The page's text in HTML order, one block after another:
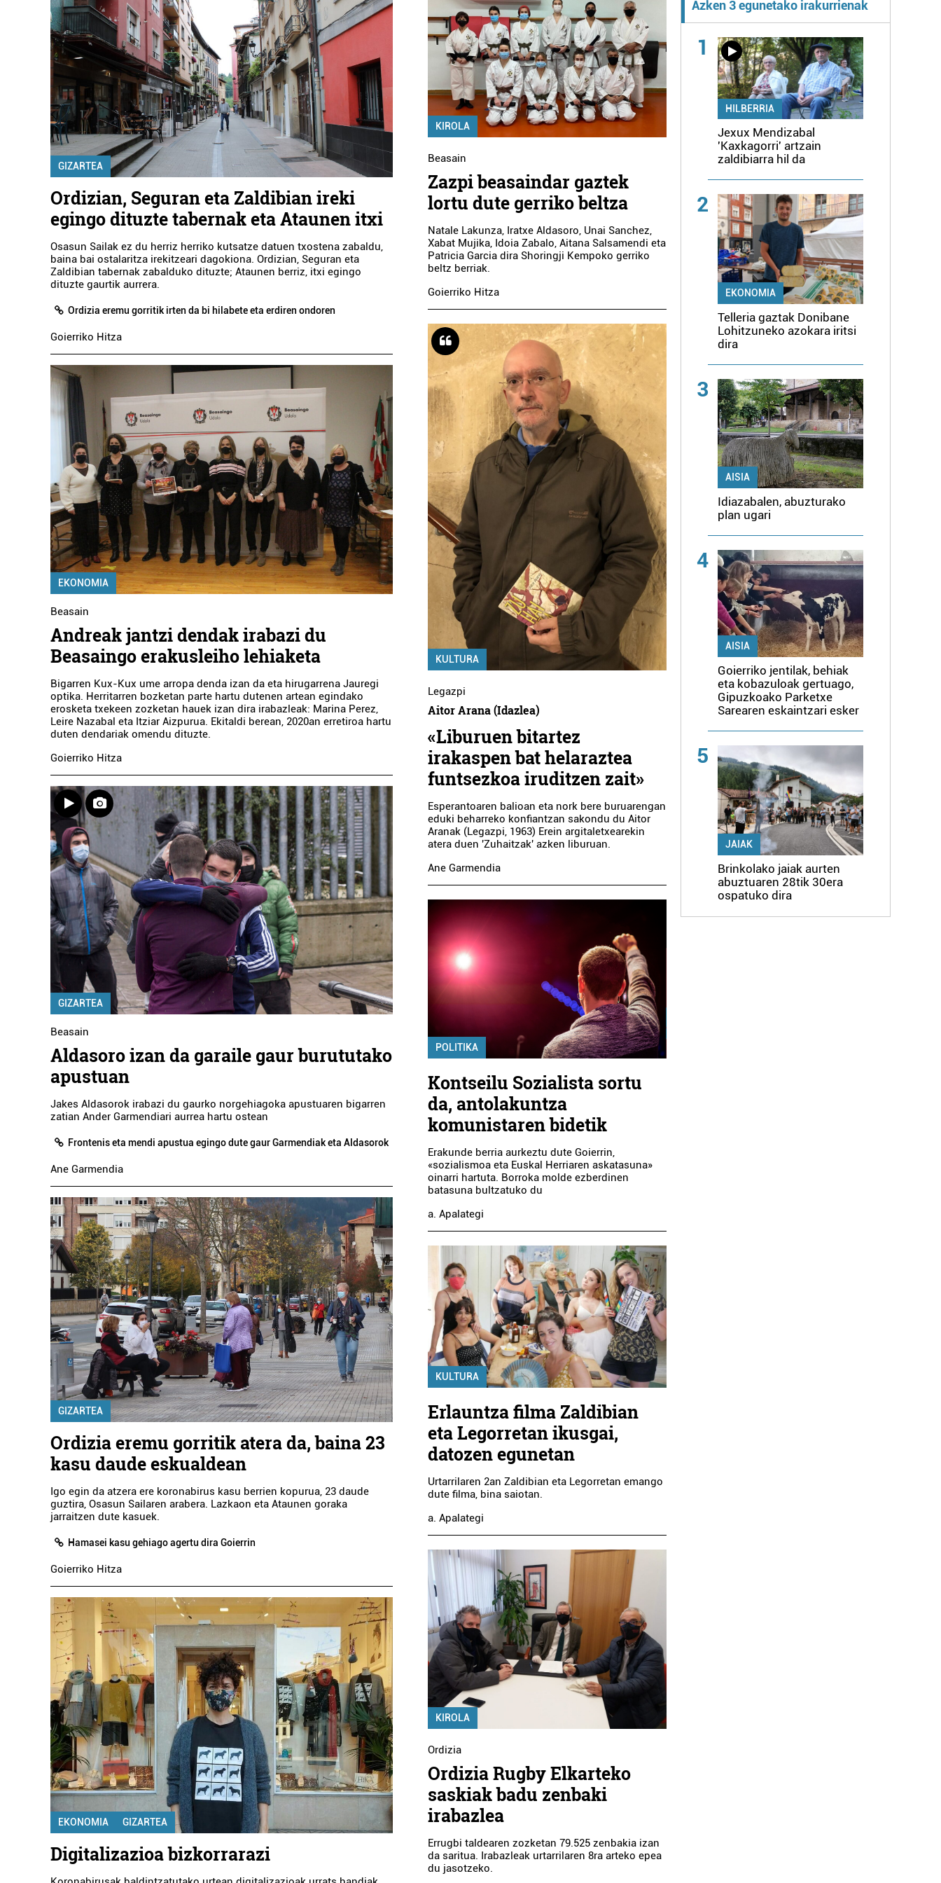
GIZARTEA
Ordizian, Seguran eta Zaldibian ireki
egingo dituzte tabernak eta Ataunen itxi
Osasun Sailak ez du herriz herriko kutsatze datuen txostena zabaldu,
baina bai ostalaritza irekitzeari dagokiona. Ordizian, Seguran eta
Zaldibian tabernak zabalduko dituzte; Ataunen berriz, itxi egingo
dituzte gaurtik aurrera.
Ordizia eremu gorritik irten da bi hilabete eta erdiren ondoren
Goierriko Hitza
EKONOMIA
Beasain
Andreak jantzi dendak irabazi du
Beasaingo erakusleiho lehiaketa
Bigarren Kux-Kux ume arropa denda izan da eta hirugarrena Jauregi
optika. Herritarren bozketan parte hartu dutenen artean egindako
erosketa txekeen zozketan hauek izan dira irabazleak: Marina Perez,
Leire Nazabal eta Itziar Aizpurua. Ekitaldi berean, 2020an erretiroa hartu
duten dendariak omendu dituzte.
Goierriko Hitza
GIZARTEA
Beasain
Aldasoro izan da garaile gaur burututako
apustuan
Jakes Aldasorok irabazi du gaurko norgehiagoka apustuaren bigarren
zatian Ander Garmendiari aurrea hartu ostean
Frontenis eta mendi apustua egingo dute gaur Garmendiak eta Aldasorok
Ane Garmendia
GIZARTEA
Ordizia eremu gorritik atera da, baina 23
kasu daude eskualdean
Igo egin da atzera ere koronabirus kasu berrien kopurua, 23 daude
guztira, Osasun Sailaren arabera. Lazkaon eta Ataunen goraka
jarraitzen dute kasuek.
Hamasei kasu gehiago agertu dira Goierrin
Goierriko Hitza
EKONOMIA GIZARTEA
Digitalizazioa bizkorrarazi
KIROLA
Beasain
Zazpi beasaindar gaztek
lortu dute gerriko beltza
Natale Lakunza, Iratxe Aldasoro, Unai Sanchez,
Xabat Mujika, Idoia Zabalo, Aitana Salsamendi eta
Patricia Garcia dira Shoringji Kempoko gerriko
beltz berriak.
Goierriko Hitza
KULTURA
Legazpi
Aitor Arana (Idazlea)
«Liburuen bitartez
irakaspen bat helaraztea
funtsezkoa iruditzen zait»
Esperantoaren balioan eta nork bere buruarengan
eduki beharreko konfiantzan sakondu du Aitor
Aranak (Legazpi, 1963) Erein argitaletxearekin
atera duen 'Zuhaitzak' azken liburuan.
Ane Garmendia
POLITIKA
Kontseilu Sozialista sortu
da, antolakuntza
komunistaren bidetik
Erakunde berria aurkeztu dute Goierrin,
«sozialismoa eta Euskal Herriaren askatasuna»
oinarri hartuta. Borroka molde ezberdinen
batasuna bultzatuko du
a. Apalategi
KULTURA
Erlauntza filma Zaldibian
eta Legorretan ikusgai,
datozen egunetan
Urtarrilaren 2an Zaldibian eta Legorretan emango
dute filma, bina saiotan.
a. Apalategi
KIROLA
Ordizia
Ordizia Rugby Elkarteko
saskiak badu zenbaki
irabazlea
Errugbi taldearen zozketan 79.525 zenbakia izan
da saritua. Irabazleak urtarrilaren 8ra arteko epea
du jasotzeko.
Azken 3 egunetako irakurrienak
1
HILBERRIA
Jexux Mendizabal
'Kaxkagorri' artzain
zaldibiarra hil da
2
EKONOMIA
Telleria gaztak Donibane
Lohitzuneko azokara iritsi
dira
3
AISIA
Idiazabalen, abuzturako
plan ugari
4
AISIA
Goierriko jentilak, behiak
eta kobazuloak gertuago,
Gipuzkoako Parketxe
Sarearen eskaintzari esker
5
JAIAK
Brinkolako jaiak aurten
abuztuaren 28tik 30era
ospatuko dira